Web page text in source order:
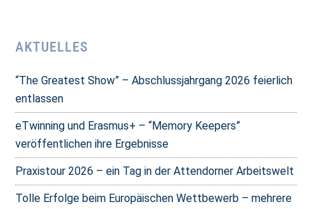
AKTUELLES
“The Greatest Show” – Abschlussjahrgang 2026 feierlich
entlassen
eTwinning und Erasmus+ – “Memory Keepers”
veröffentlichen ihre Ergebnisse
Praxistour 2026 – ein Tag in der Attendorner Arbeitswelt
Tolle Erfolge beim Europäischen Wettbewerb – mehrere